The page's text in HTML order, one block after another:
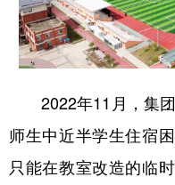
2022年11月，集团
师生中近半学生住宿
只能在教室改造的临